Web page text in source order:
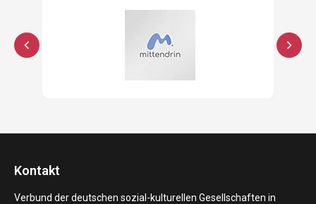
Kontakt
Verbund der deutschen sozial-kulturellen Gesellschaften in